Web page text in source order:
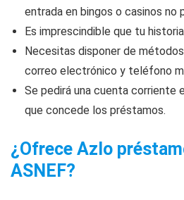
entrada en bingos o casinos no
Es imprescindible que tu
Necesitas disponer de
correo electrónico y teléfono
Se pedirá una cuenta corriente
que concede los préstamos.
¿Ofrece Azlo
ASNEF?